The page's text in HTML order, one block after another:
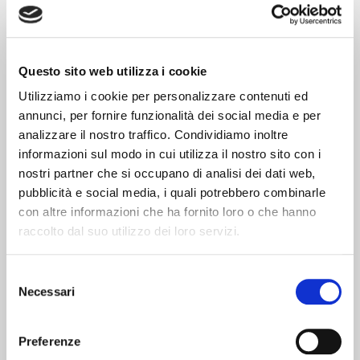
Questo sito web utilizza i cookie
Utilizziamo i cookie per personalizzare contenuti ed
annunci, per fornire funzionalità dei social media e per
analizzare il nostro traffico. Condividiamo inoltre
informazioni sul modo in cui utilizza il nostro sito con i
nostri partner che si occupano di analisi dei dati web,
pubblicità e social media, i quali potrebbero combinarle
con altre informazioni che ha fornito loro o che hanno
raccolto dal suo utilizzo dei loro servizi.
delNecessari
Preferenze
riscaldamento un prodotto chimico in grado di eliminare
le incrostazioni senza danneggiare l’impianto.
rimossa tutta l’acqua in circolo e sostituita con acqua
dell’impianto.
QUANDO SERVE IL LAVAGGIO DEGLI
IMPIANTI DI RISCALDAMENTO?
è tenuti a fare un lavaggio professionale quando: